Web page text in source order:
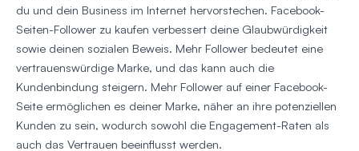
du und dein Business im Internet hervorstechen. Facebook-
Seiten-Follower zu kaufen verbessert deine Glaubwürdigkeit
sowie deinen sozialen Beweis. Mehr Follower bedeutet eine
vertrauenswürdige Marke, und das kann auch die
Kundenbindung steigern. Mehr Follower auf einer Facebook-
Seite ermöglichen es deiner Marke, näher an ihre potenziellen
Kunden zu sein, wodurch sowohl die Engagement-Raten als
auch das Vertrauen beeinflusst werden.